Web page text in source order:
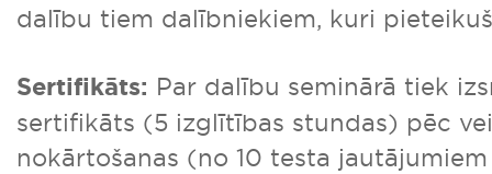
dalību tiem dalībniekiem, kuri
Sertifikāts: Par dalību seminārā tiek
sertifikāts (5 izglītības stundas) pēc
nokārtošanas (no 10 testa